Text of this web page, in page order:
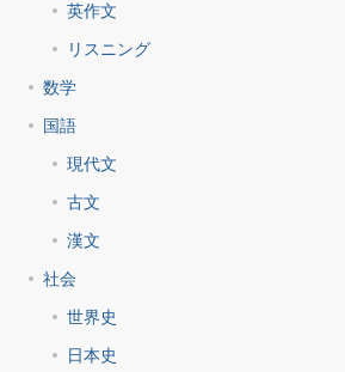
英作文
リスニング
数学
国語
現代文
古文
漢文
社会
世界史
日本史